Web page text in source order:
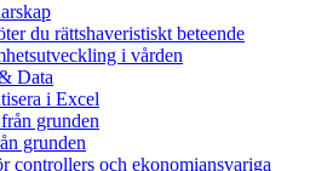
du rättshaveristiskt beteende
i vården
Data
i Excel
grunden
grunden
controllers och ekonomiansvariga